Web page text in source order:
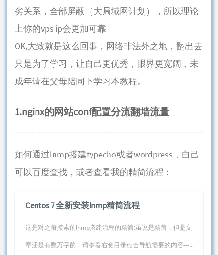
劣关系，全部屏蔽（大局域网计划），所以理论
上你的vps ip会更加可靠
OK,大致就是这么回事，网络非法外之地，翻出去
只是为了学习，让自己更优秀，眼界更宽阔，未
成年请在父母陪同下学习本教程。
1.nginx的网站conf配置分流翻墙流量
如何通过lnmp搭建typecho或者wordpress，自己
可以百度查找，或者查看我的精简流程：
Centos 7 全新安装lnmp精简流程
这是对之前摸索的lnmp搭建流程的精简:虽说是精简，但是文
章还是有数万字的，请参看右侧目录点击导航需要的内容---...